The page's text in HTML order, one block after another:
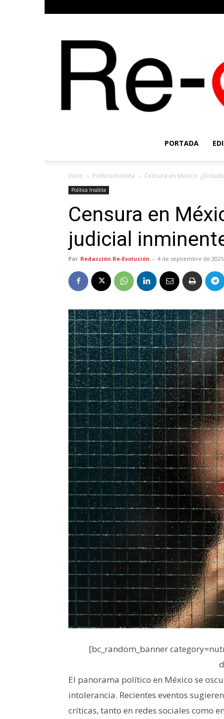
PORTADA
Inicio Política Insólita Censura en México:
Política Insólita
Censura en
judicial
Por Redacción Re-Evolución - 4 de septiembre de 2025
[bc_random_banner
El panorama político en México se
intolerancia. Recientes eventos
críticas, tanto en redes sociales como